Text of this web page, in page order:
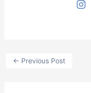
← Previous Post